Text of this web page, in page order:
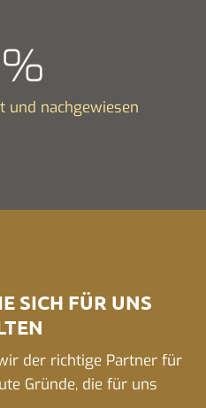
%
und nachgewiesen
SICH FÜR UNS
der richtige Partner für
Gründe, die für uns